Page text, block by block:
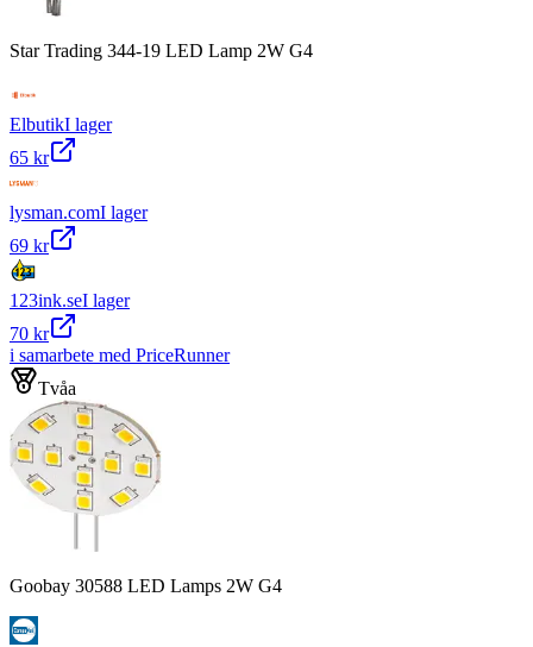
Star Trading 344-19 LED Lamp 2W G4
ElbutikI lager
65 kr
lysman.comI lager
69 kr
123ink.seI lager
70 kr
i samarbete med PriceRunner
Tvåa
Goobay 30588 LED Lamps 2W G4